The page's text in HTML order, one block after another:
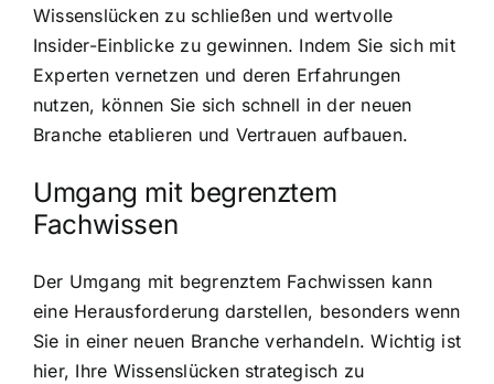
Wissenslücken zu schließen und wertvolle
Insider-Einblicke zu gewinnen. Indem Sie sich mit
Experten vernetzen und deren Erfahrungen
nutzen, können Sie sich schnell in der neuen
Branche etablieren und Vertrauen aufbauen.
Umgang mit begrenztem
Fachwissen
Der Umgang mit begrenztem Fachwissen kann
eine Herausforderung darstellen, besonders wenn
Sie in einer neuen Branche verhandeln. Wichtig ist
hier, Ihre Wissenslücken strategisch zu